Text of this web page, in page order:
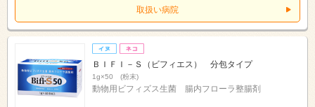
取扱い病院
ＢＩＦＩ－Ｓ（ビフィエス） 分包タイプ
1g×50 (粉末)
動物用ビフィズス生菌 腸内フローラ整腸剤